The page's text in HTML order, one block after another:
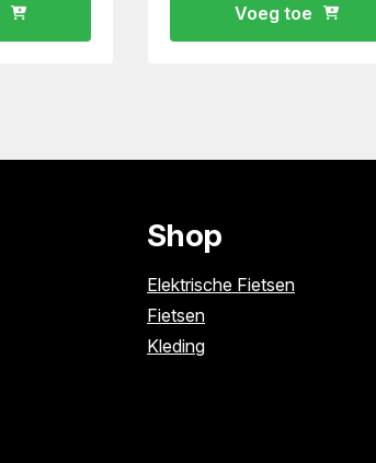
Voeg toe
Shop
Elektrische Fietsen
Fietsen
Kleding